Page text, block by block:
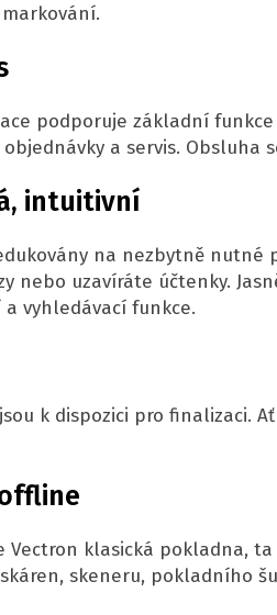
podporuje základní
a servis. Obsluha
intuitivní
na nezbytně
nebo uzavíráte účtenky.
vyhledávací funkce.
k dispozici pro finalizaci.
Vectron klasická pokladna,
skeneru, pokladního